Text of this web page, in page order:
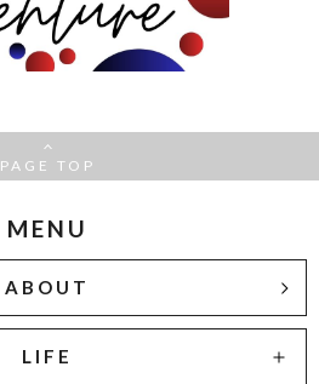
PAGE TOP
MENU
ABOUT
LIFE